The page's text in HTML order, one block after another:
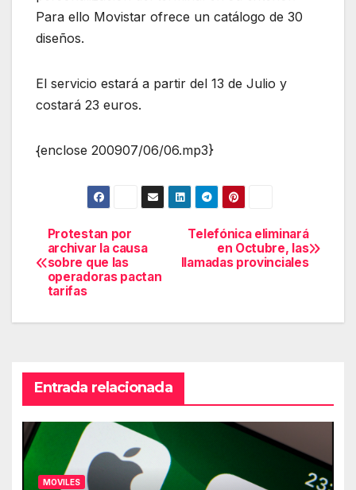
Para ello Movistar ofrece un catálogo de 30
diseños.
El servicio estará a partir del 13 de Julio y
costará 23 euros.
{enclose 200907/06/06.mp3}
Navegación
de
Telefónica eliminará
en Octubre, las
llamadas provinciales
Protestan por
archivar la causa
sobre que las
operadoras pactan
tarifas
Entrada relacionada
MOVILES